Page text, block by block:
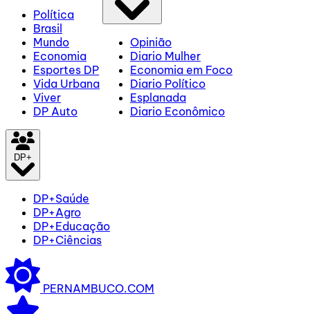
Política
Brasil
Mundo
Economia
Esportes DP
Vida Urbana
Viver
DP Auto
Opinião
Diario Mulher
Economia em Foco
Diario Político
Esplanada
Diario Econômico
DP+
DP+Saúde
DP+Agro
DP+Educação
DP+Ciências
PERNAMBUCO.COM